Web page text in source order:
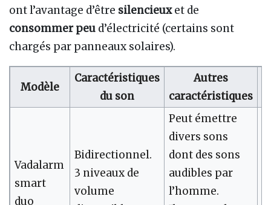
ont l’avantage d’être silencieuxet de
consommer peu d’électricité (certains sont
chargés par panneaux solaires).
Modèle
Caractéristiques
du son
Autres
caractéristiques
Vadalarm
smart
duo
Bidirectionnel.
3 niveaux de
volume
Peut émettre
divers sons
dont des sons
audibles par
l’homme.